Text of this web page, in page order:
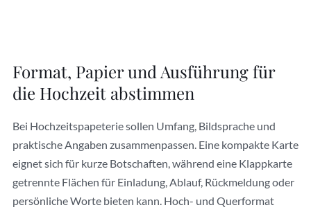
Format, Papier und Ausführung für
die Hochzeit abstimmen
Bei Hochzeitspapeterie sollen Umfang, Bildsprache und
praktische Angaben zusammenpassen. Eine kompakte Karte
eignet sich für kurze Botschaften, während eine Klappkarte
getrennte Flächen für Einladung, Ablauf, Rückmeldung oder
persönliche Worte bieten kann. Hoch- und Querformat